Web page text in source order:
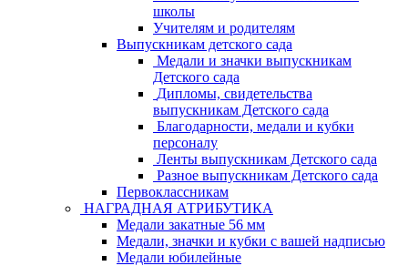
школы
Учителям и родителям
Выпускникам детского сада
Медали и значки выпускникам
Детского сада
Дипломы, свидетельства
выпускникам Детского сада
Благодарности, медали и кубки
персоналу
Ленты выпускникам Детского сада
Разное выпускникам Детского сада
Первоклассникам
НАГРАДНАЯ АТРИБУТИКА
Медали закатные 56 мм
Медали, значки и кубки с вашей надписью
Медали юбилейные